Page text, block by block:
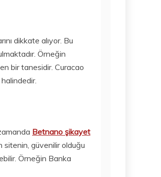
dikkate alıyor. Bu
Örneğin
bir tanesidir. Curacao
Betnano şikayet
sitenin, güvenilir olduğu
Örneğin Banka
Mobil
İŞTE 2020’NIN
FIYAT/PERFORM
ANS AÇISINDAN
EN IYI TABLET
2020
AMAZON GAME
STUDIOS NEW
WORLDS
OYUNUNU